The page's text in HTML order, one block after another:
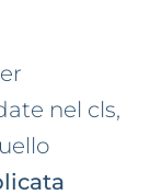
nel cls,